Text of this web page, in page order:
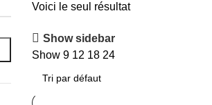
Voici le seul résultat
Show sidebar
Show 9 12 18 24